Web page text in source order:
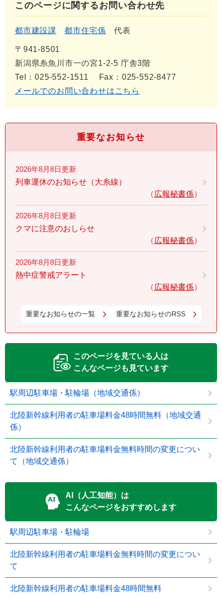
このページに関するお問い合わせ先
都市建設課 都市住宅係 代表
〒941-8501
新潟県糸魚川市一の宮1-2-5 庁舎3階
Tel：025-552-1511
Fax：025-552-8477
メールでのお問い合わせはこちら
重要なお知らせ
2026年8月8日更新
列車運休のお知らせ（大糸線）
広報秘書係
2026年8月8日更新
クマに注意のおしらせ
広報秘書係
2026年8月8日更新
熱中症警戒アラート
広報秘書係
重要なお知らせの一覧 重要なお知らせのRSS
このページを見ている人は
こんなページも見ています
駅周辺駐車場・駐輪場（地域交通係）
北陸新幹線利用者の駐車場料金48時間無料（地域交通
係）
北陸新幹線利用者の駐車場料金無料時間の変更につい
て（地域交通係）
AI（人工知能）は
こんなページをおすすめします
駅周辺駐車場・駐輪場
北陸新幹線利用者の駐車場料金無料時間の変更につい
て
北陸新幹線利用者の駐車場料金48時間無料